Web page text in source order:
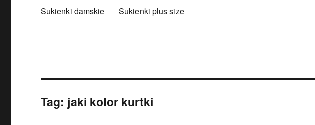
Sukienki damskie
Sukienki plus size
Tag: jaki kolor kurtki